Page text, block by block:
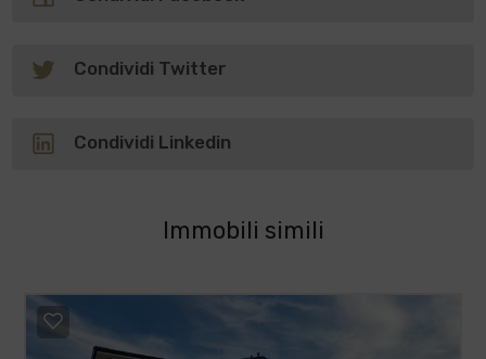
Condividi Twitter
Condividi Linkedin
Immobili simili